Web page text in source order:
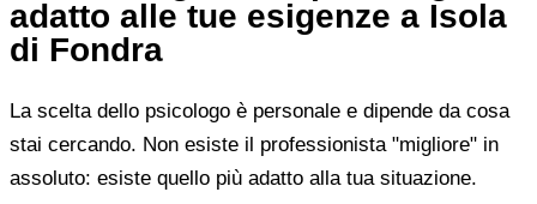
adatto alle tue esigenze a Isola
di Fondra
La scelta dello psicologo è personale e dipende da cosa
stai cercando. Non esiste il professionista "migliore" in
assoluto: esiste quello più adatto alla tua situazione.